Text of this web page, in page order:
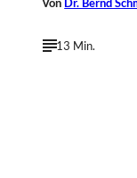
13 Min.